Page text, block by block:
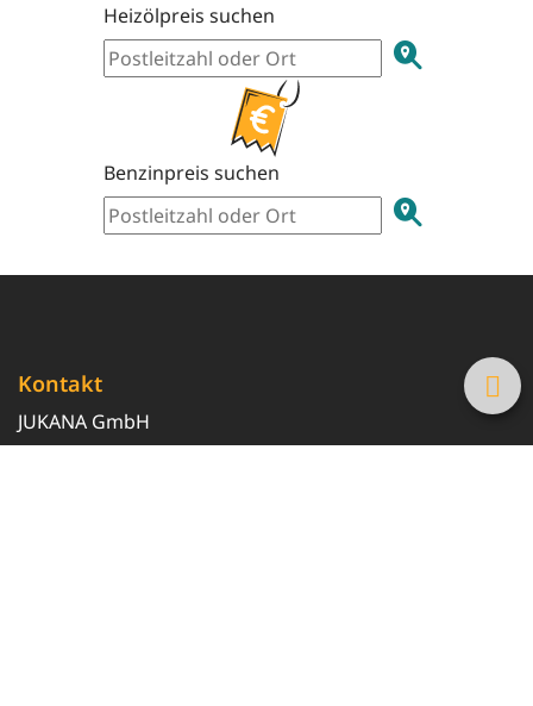
Heizölpreis suchen
Benzinpreis suchen
Kontakt
JUKANA GmbH